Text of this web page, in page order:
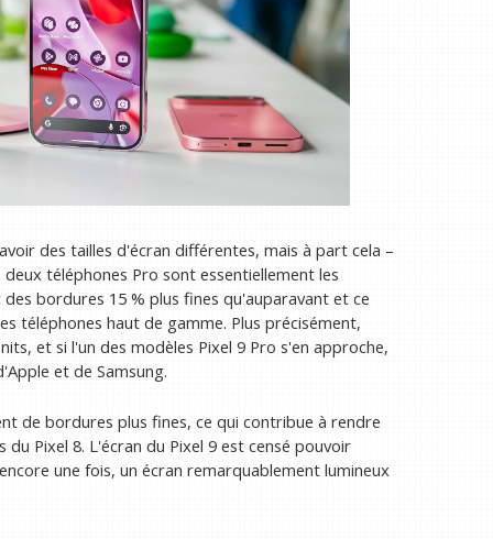
des tailles d'écran différentes, mais à part cela –
téléphones Pro sont essentiellement les
bordures 15 % plus fines qu'auparavant et ce
téléphones haut de gamme. Plus précisément,
et si l'un des modèles Pixel 9 Pro s'en approche,
et de Samsung.
de bordures plus fines, ce qui contribue à rendre
Pixel 8. L'écran du Pixel 9 est censé pouvoir
une fois, un écran remarquablement lumineux